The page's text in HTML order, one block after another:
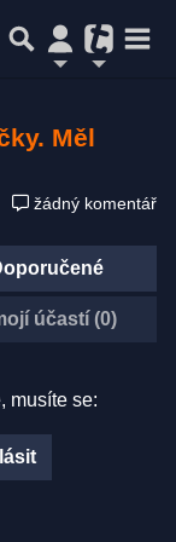
Měl
žádný komentář
účastí (0)
musíte se: